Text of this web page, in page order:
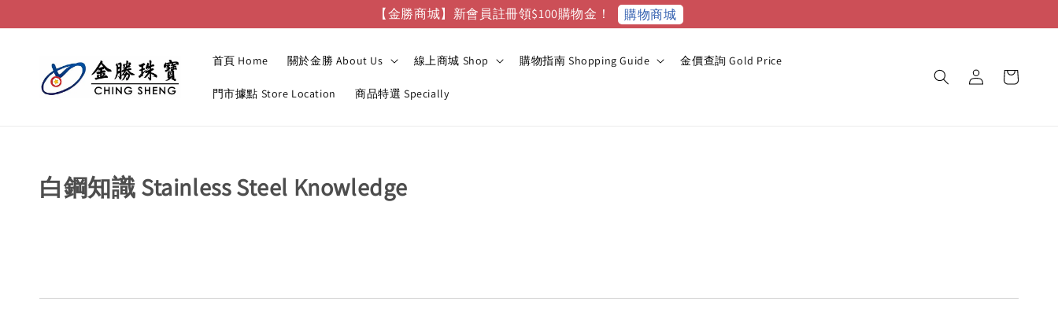
【金勝商城】新會員註冊領$100購物金！ 購物商城
首頁 Home 關於金勝 About Us 線上商城 Shop 購物指南 Shopping Guide 金價查詢 Gold Price
門市據點 Store Location 商品特選 Specially
白鋼知識 Stainless Steel Knowledge